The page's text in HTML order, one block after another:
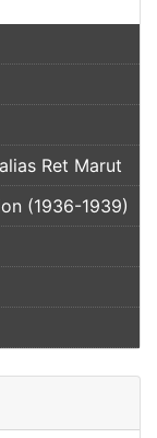
Ret Marut
(1936-1939)